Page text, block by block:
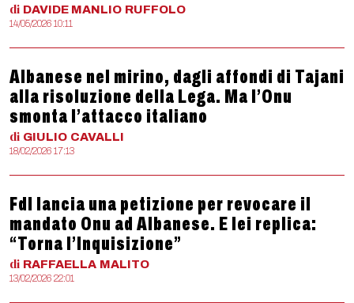
di DAVIDE MANLIO RUFFOLO
14/05/2026 10:11
Albanese nel mirino, dagli affondi di Tajani
alla risoluzione della Lega. Ma l’Onu
smonta l’attacco italiano
di GIULIO CAVALLI
18/02/2026 17:13
FdI lancia una petizione per revocare il
mandato Onu ad Albanese. E lei replica:
“Torna l’Inquisizione”
di RAFFAELLA MALITO
13/02/2026 22:01